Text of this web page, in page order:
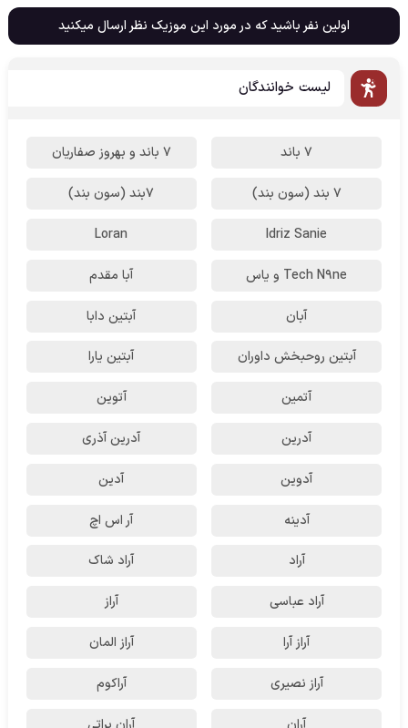
اولین نفر باشید که در مورد این موزیک نظر ارسال میکنید
لیست خوانندگان
7 باند 7 باند و بهروز صفاریان
7 بند (سون بند) ۷بند (سون بند)
Idriz Sanie
Loran
Tech N9ne و یاس آبا مقدم
آبان آبتین دابا
آبتین روحبخش داوران آبتین یارا
آتمین آتوین
آدرین آدرین آذری
آدوین آدین
آدینه آر اس اچ
آراد آراد شاک
آراد عباسی آراز
آراز آرا آراز المان
آراز نصیری آراکوم